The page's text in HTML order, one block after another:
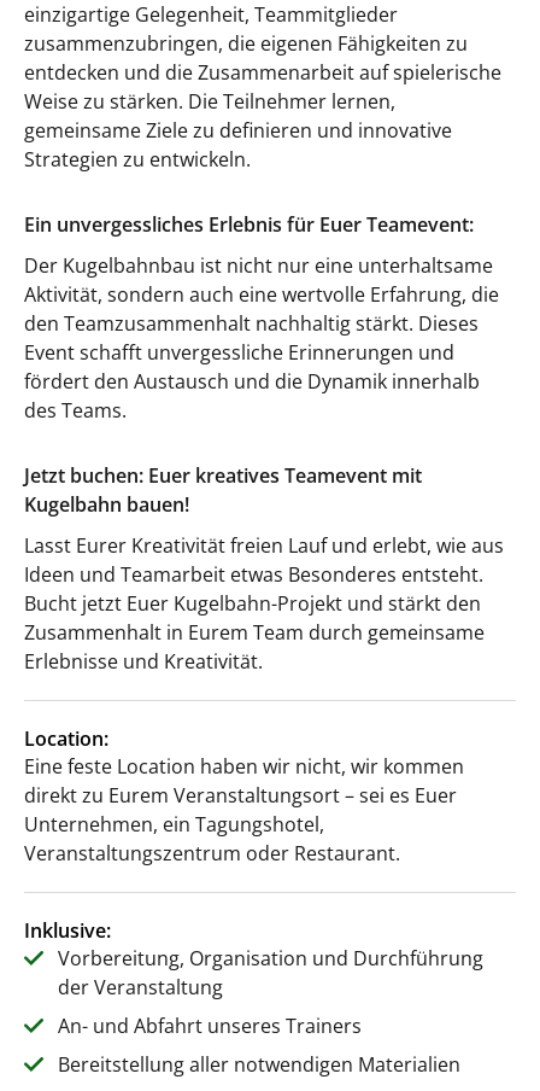
einzigartige Gelegenheit, Teammitglieder
zusammenzubringen, die eigenen Fähigkeiten zu
entdecken und die Zusammenarbeit auf spielerische
Weise zu stärken. Die Teilnehmer lernen,
gemeinsame Ziele zu definieren und innovative
Strategien zu entwickeln.
Ein unvergessliches Erlebnis für Euer Teamevent:
Der Kugelbahnbau ist nicht nur eine unterhaltsame
Aktivität, sondern auch eine wertvolle Erfahrung, die
den Teamzusammenhalt nachhaltig stärkt. Dieses
Event schafft unvergessliche Erinnerungen und
fördert den Austausch und die Dynamik innerhalb
des Teams.
Jetzt buchen: Euer kreatives Teamevent mit
Kugelbahn bauen!
Lasst Eurer Kreativität freien Lauf und erlebt, wie aus
Ideen und Teamarbeit etwas Besonderes entsteht.
Bucht jetzt Euer Kugelbahn-Projekt und stärkt den
Zusammenhalt in Eurem Team durch gemeinsame
Erlebnisse und Kreativität.
Location:
Eine feste Location haben wir nicht, wir kommen
direkt zu Eurem Veranstaltungsort – sei es Euer
Unternehmen, ein Tagungshotel,
Veranstaltungszentrum oder Restaurant.
Inklusive:
Vorbereitung, Organisation und Durchführung
der Veranstaltung
An- und Abfahrt unseres Trainers
Bereitstellung aller notwendigen Materialien